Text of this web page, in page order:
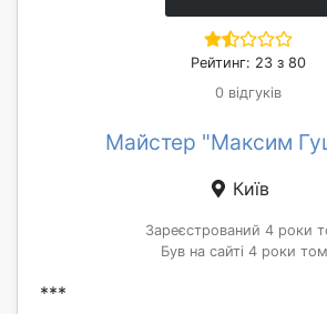
Рейтинг: 23 з 80
0 відгуків
Майстер "Максим
Київ
Зареєстрований 4 роки
Був на сайті 4 роки
***